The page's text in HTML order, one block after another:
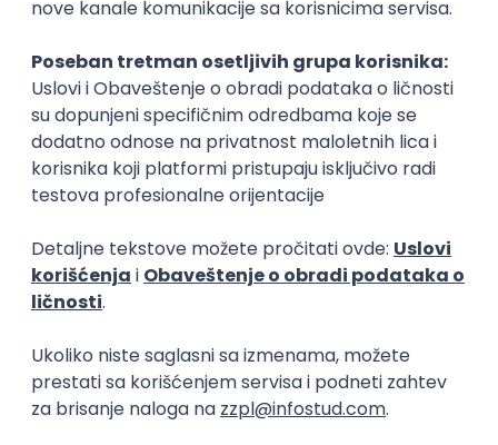
Okupljamo IT zajednicu, podižemo
transparentnost domaćeg IT tržišta rada i
efikasno spajamo kandidate i poslodavce.
O nama
Za poslodavce
Uklonjeni profili poslodavaca
Za medije
Kontakt